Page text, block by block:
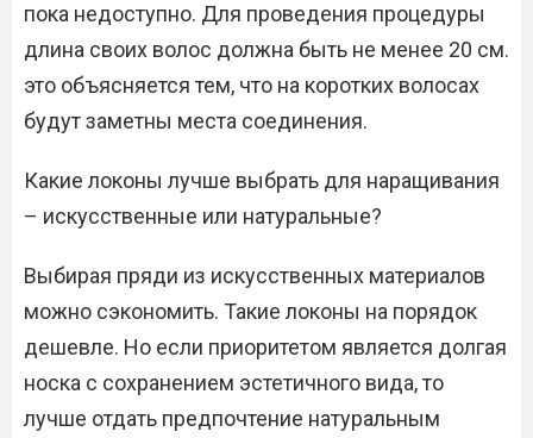
пока недоступно. Для проведения процедуры
длина своих волос должна быть не менее 20 см.
это объясняется тем, что на коротких волосах
будут заметны места соединения.
Какие локоны лучше выбрать для наращивания
– искусственные или натуральные?
Выбирая пряди из искусственных материалов
можно сэкономить. Такие локоны на порядок
дешевле. Но если приоритетом является долгая
носка с сохранением эстетичного вида, то
лучше отдать предпочтение натуральным